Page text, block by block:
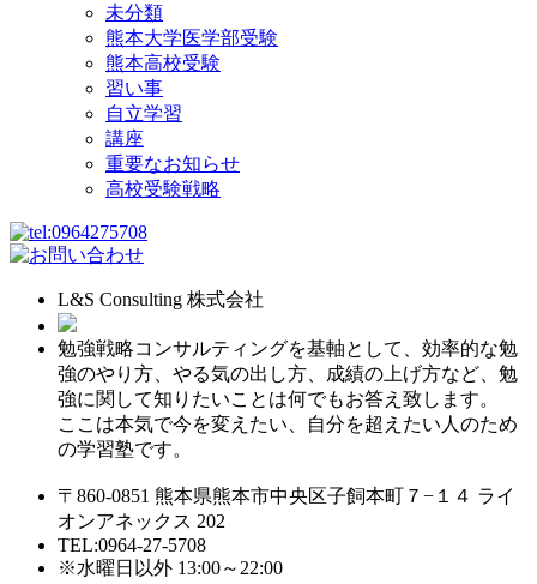
未分類
熊本大学医学部受験
熊本高校受験
習い事
自立学習
講座
重要なお知らせ
高校受験戦略
L&S Consulting 株式会社
勉強戦略コンサルティングを基軸として、効率的な勉
強のやり方、やる気の出し方、成績の上げ方など、勉
強に関して知りたいことは何でもお答え致します。
ここは本気で今を変えたい、自分を超えたい人のため
の学習塾です。
〒860-0851 熊本県熊本市中央区子飼本町７−１４ ライ
オンアネックス 202
TEL:0964-27-5708
※水曜日以外 13:00～22:00